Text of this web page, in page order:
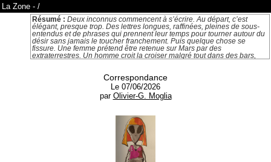
La Zone - /
Résumé : Deux inconnus commencent à s’écrire. Au départ, c’est
élégant, presque trop. Des lettres longues, raffinées, pleines de sous-
entendus et de phrases qui prennent leur temps pour tourner autour du
désir sans jamais le toucher franchement. Puis quelque chose se
fissure. Une femme prétend être retenue sur Mars par des
extraterrestres. Un homme croit la croiser malgré tout dans des bars,
page… mais tout le monde continue à écrire avec le sérieux dramatique
de gens persuadés de vivre une immense histoire d’amour alors qu’ils
sont déjà en train de sombrer dans une farce cosmique. Entre séduction
littéraire, paranoïa romantique et chaos interplanétaire, le texte avance
Correspondance
Le 07/06/2026
par Olivier-G. Moglia